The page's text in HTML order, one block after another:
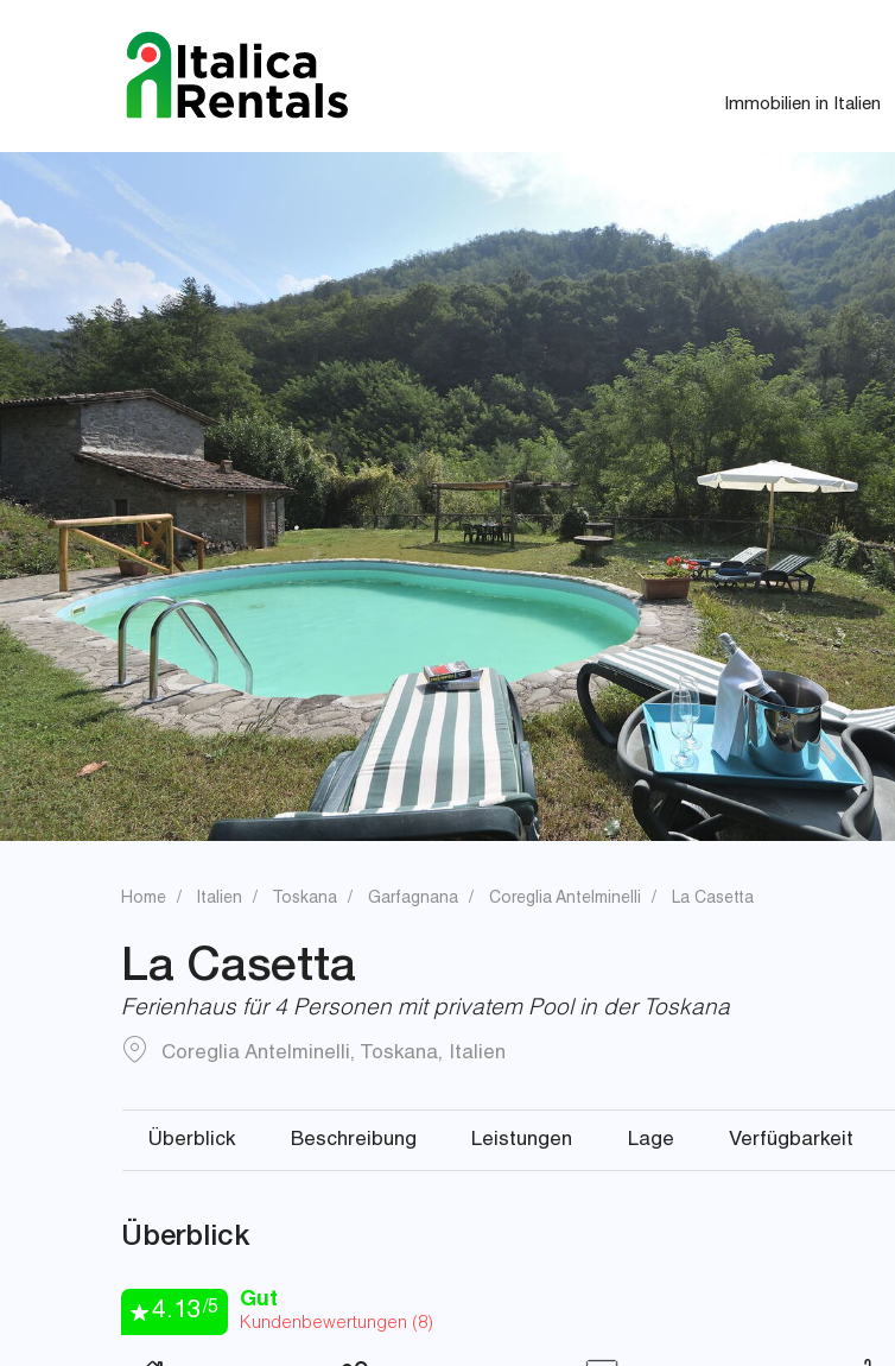
Immobilien in Italien
Home Italien Toskana Garfagnana Coreglia Antelminelli La Casetta
La Casetta
Ferienhaus für 4 Personen mit privatem Pool in der Toskana
Coreglia Antelminelli, Toskana, Italien
Überblick Beschreibung Leistungen Lage Verfügbarkeit
Überblick
4.13 /5 Gut
Kundenbewertungen ( 8)